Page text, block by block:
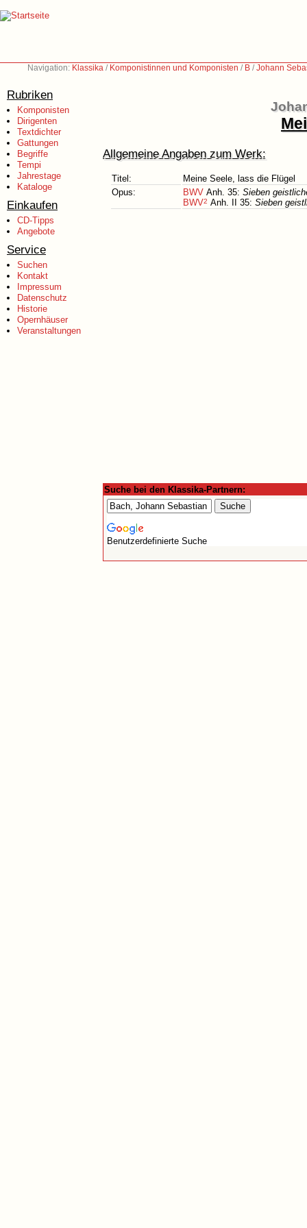
Navigation: Klassika / Komponistinnen und Komponisten / B /Johann
Rubriken
Komponisten
Dirigenten
Textdichter
Gattungen
Begriffe
Tempi
Jahrestage
Kataloge
Einkaufen
CD-Tipps
Angebote
Service
Suchen
Kontakt
Impressum
Datenschutz
Historie
Opernhäuser
Veranstaltungen
Allgemeine Angaben zum Werk:
Titel:
Meine Seele, lass die Flügel
Opus:
BWV Anh. 35: Sieben
BWV2 Anh. II 35: Sieben
Suche bei den Klassika-Partnern:
Benutzerdefinierte Suche